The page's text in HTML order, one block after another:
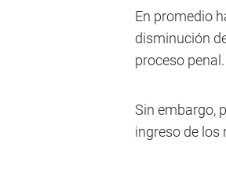
En promedio
disminución
proceso penal.
Sin embargo,
ingreso de los